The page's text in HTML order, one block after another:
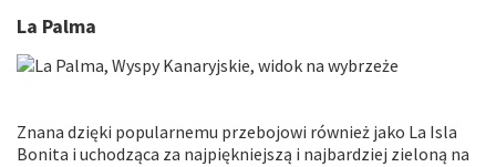
La Palma
Znana dzięki popularnemu przebojowi również jako La Isla
Bonita i uchodząca za najpiękniejszą i najbardziej zieloną na